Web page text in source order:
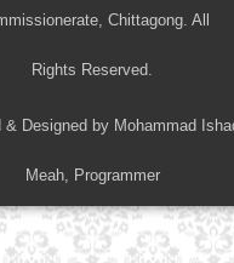
Chittagong. All
Rights Reserved.
& Designed by Mohammad
Meah, Programmer